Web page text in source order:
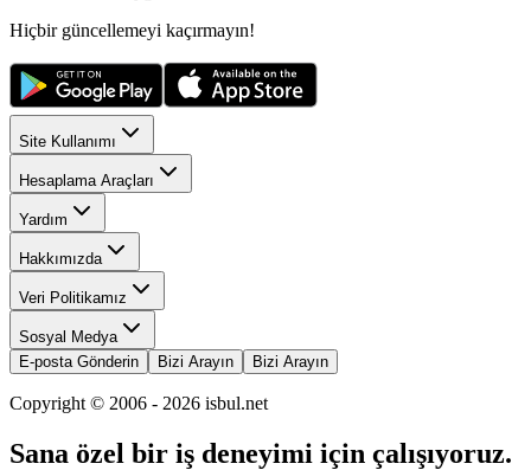
Hiçbir güncellemeyi kaçırmayın!
Site Kullanımı
Hesaplama Araçları
Yardım
Hakkımızda
Veri Politikamız
Sosyal Medya
E-posta Gönderin
Bizi Arayın Bizi Arayın
Copyright © 2006 - 2026 isbul.net
Sana özel bir iş deneyimi için çalışıyoruz.